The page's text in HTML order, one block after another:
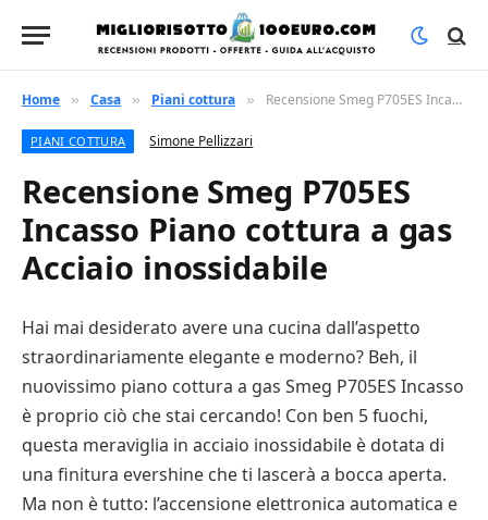
Home » Casa » Piani cottura » Recensione Smeg P705ES Incasso Piano cottura a gas Acciaio inossidabile
PIANI COTTURA Simone Pellizzari
Recensione Smeg P705ES
Incasso Piano cottura a gas
Acciaio inossidabile
Hai mai desiderato avere una cucina dall’aspetto
straordinariamente elegante e moderno? Beh, il
nuovissimo piano cottura a gas Smeg P705ES Incasso
è proprio ciò che stai cercando! Con ben 5 fuochi,
questa meraviglia in acciaio inossidabile è dotata di
una finitura evershine che ti lascerà a bocca aperta.
Ma non è tutto: l’accensione elettronica automatica e